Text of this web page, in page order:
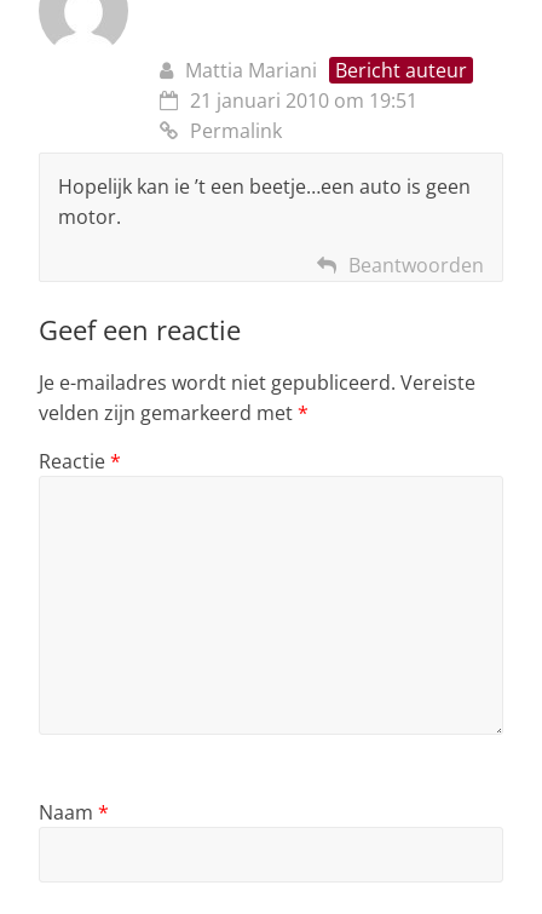
Mattia Mariani
Bericht auteur
21 januari 2010 om 19:51
Permalink
Hopelijk kan ie ’t een beetje…een auto is geen
motor.
Beantwoorden
Geef een reactie
Je e-mailadres wordt niet gepubliceerd. Vereiste
velden zijn gemarkeerd met*
Reactie*
Naam *